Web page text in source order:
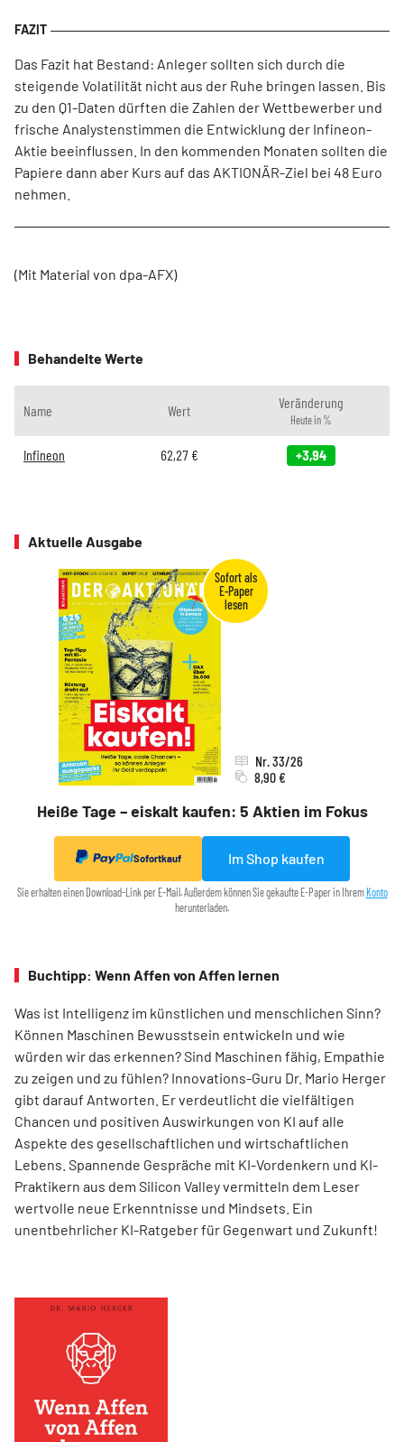
Das Fazit hat Bestand: Anleger sollten sich durch die
steigende Volatilität nicht aus der Ruhe bringen lassen. Bis
zu den Q1-Daten dürften die Zahlen der Wettbewerber und
frische Analystenstimmen die Entwicklung der Infineon-
Aktie beeinflussen. In den kommenden Monaten sollten die
Papiere dann aber Kurs auf das AKTIONÄR-Ziel bei 48 Euro
nehmen.
(Mit Material von dpa-AFX)
Behandelte Werte
Name Wert Veränderung
Heute in %
Infineon 62,27€ +3,94
Aktuelle Ausgabe
Heiße Tage – eiskalt kaufen: 5 Aktien im Fokus
Nr. 33/26
8,90 €
Sofortkauf Im Shop kaufen
Sie erhalten einen Download-Link per E-Mail. Außerdem können Sie gekaufte E-Paper in Ihrem Konto
herunterladen.
Buchtipp: Wenn Affen von Affen lernen
Was ist Intelligenz im künstlichen und menschlichen Sinn?
Können Maschinen Bewusstsein entwickeln und wie
würden wir das erkennen? Sind Maschinen fähig, Empathie
zu zeigen und zu fühlen? Innovations-Guru Dr. Mario Herger
gibt darauf Antworten. Er verdeutlicht die viel­fältigen
Chancen und positiven Auswirkungen von KI auf alle
Aspekte des gesellschaftlichen und wirtschaftlichen
Lebens. Spannende Gespräche mit KI-Vordenkern und KI-
Praktikern aus dem Silicon Valley vermitteln dem Leser
wertvolle neue Erkenntnisse und Mindsets. Ein
unentbehrlicher KI-Ratgeber für Gegenwart und Zukunft!